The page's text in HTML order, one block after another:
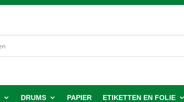
DRUMS PAPIER ETIKETTEN EN FOLIE